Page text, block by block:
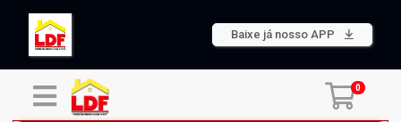
Baixe já nosso APP
0